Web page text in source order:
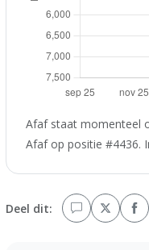
Afaf staat momenteel
Afaf op positie #4436.
Deel dit: